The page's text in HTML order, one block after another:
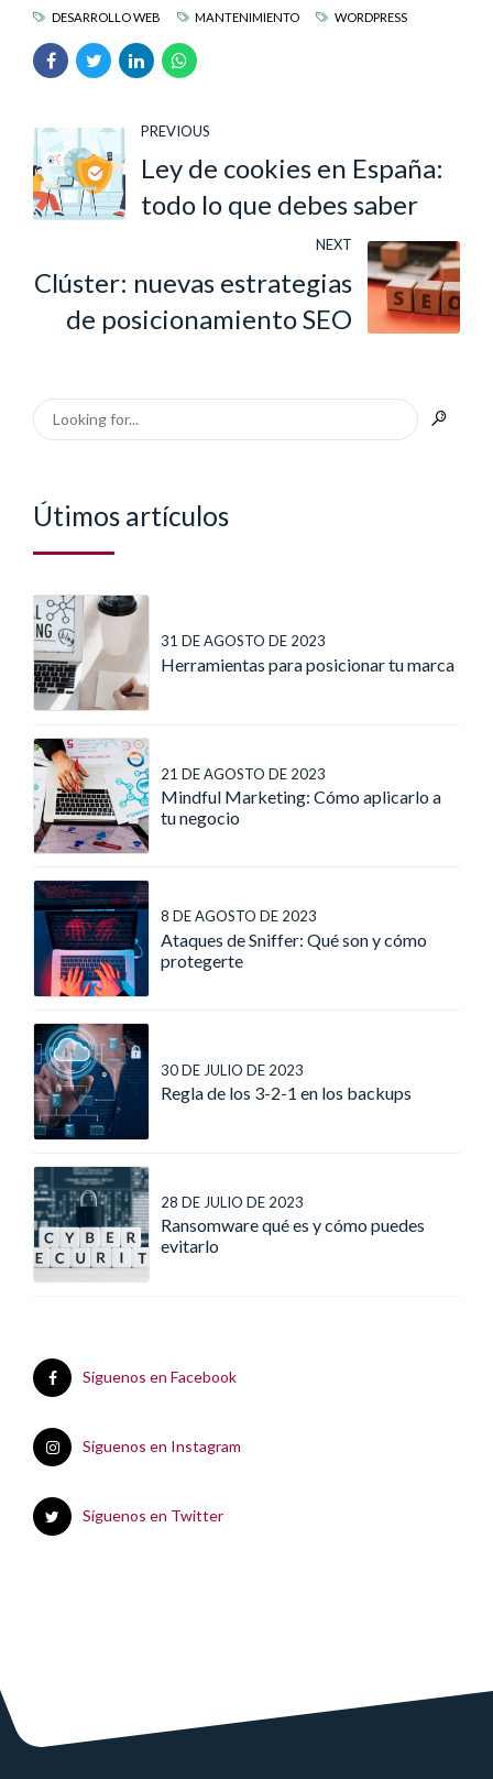
DESARROLLO WEB MANTENIMIENTO WORDPRESS
PREVIOUS
Ley de cookies en España:
todo lo que debes saber
NEXT
Clúster: nuevas estrategias
de posicionamiento SEO
Útimos artículos
31 DE AGOSTO DE 2023
Herramientas para posicionar tu marca
21 DE AGOSTO DE 2023
Mindful Marketing: Cómo aplicarlo a
tu negocio
8 DE AGOSTO DE 2023
Ataques de Sniffer: Qué son y cómo
protegerte
30 DE JULIO DE 2023
Regla de los 3-2-1 en los backups
28 DE JULIO DE 2023
Ransomware qué es y cómo puedes
evitarlo
Síguenos en Facebook
Síguenos en Instagram
Síguenos en Twitter